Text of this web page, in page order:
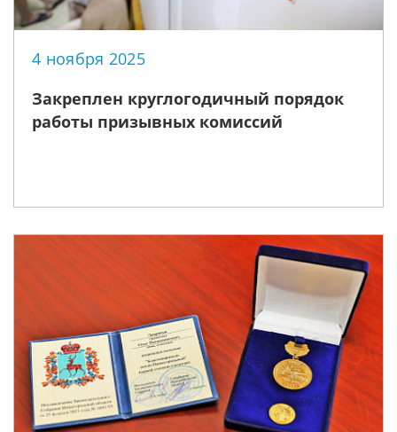
4 ноября 2025
Закреплен круглогодичный порядок
работы призывных комиссий